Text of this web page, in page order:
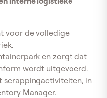
voor de volledige
en zorgt dat
wordt uitgevoerd.
scrappingactiviteiten, in
Manager.